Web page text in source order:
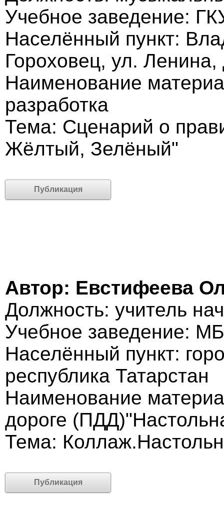
Учебное заведение:
Населённый пункт:
Гороховец, ул. Ленина,
Наименование
разработка
Тема: Сценарий о
Жёлтый, Зелёный"
Публикация
Автор: Евстифеева
Должность: учитель
Учебное заведение:
Населённый пункт:
республика Татарстан
Наименование
дороге
Тема:
Публикация